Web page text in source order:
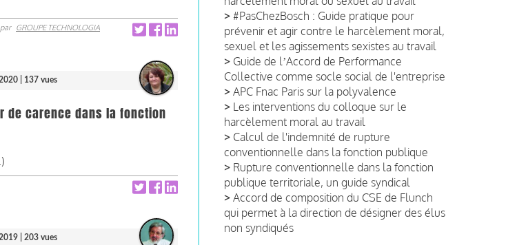
GROUPE TECHNOLOGIA
| 137 vues
carence dans la fonction
| 203 vues
> #PasChezBosch : Guide pratique pour
prévenir et agir contre le harcèlement moral,
sexuel et les agissements sexistes au travail
> Guide de lʼAccord de Performance
Collective comme socle social de l'entreprise
> APC Fnac Paris sur la polyvalence
> Les interventions du colloque sur le
harcèlement moral au travail
> Calcul de l'indemnité de rupture
conventionnelle dans la fonction publique
> Rupture conventionnelle dans la fonction
publique territoriale, un guide syndical
> Accord de composition du CSE de Flunch
qui permet à la direction de désigner des élus
non syndiqués